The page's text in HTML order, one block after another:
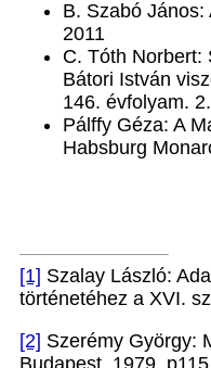
B. Szabó János:
2011
C. Tóth Norbert:
Bátori István
146. évfolyam.
Pálffy Géza: A
Habsburg
[1] Szalay László:
történetéhez a XVI.
[2] Szerémy György:
Budapest. 1979. p115